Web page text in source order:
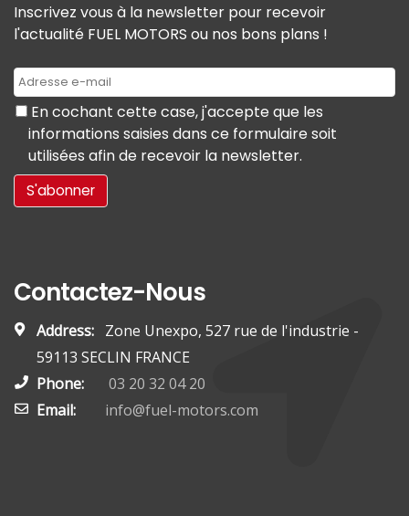
Inscrivez vous à la newsletter pour recevoir
l'actualité FUEL MOTORS ou nos bons plans !
En cochant cette case, j'accepte que les
informations saisies dans ce formulaire soit
utilisées afin de recevoir la newsletter.
Contactez-Nous
Address: Zone Unexpo, 527 rue de l'industrie -
59113 SECLIN FRANCE
Phone:
03 20 32 04 20
Email:
info@fuel-motors.com